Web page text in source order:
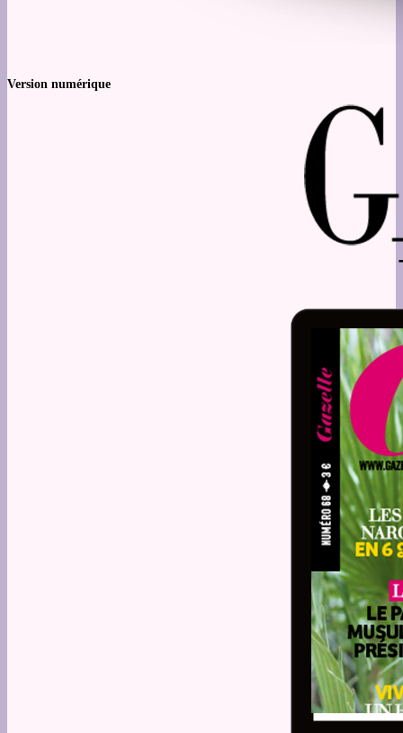
Version numérique